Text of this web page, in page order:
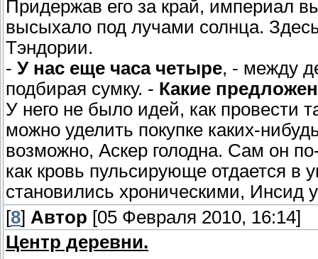
Придержав его за край, империал
высыхало под лучами солнца.
Тэндории.
- У нас еще часа четыре, - между
подбирая сумку. - Какие
У него не было идей, как провести
можно уделить покупке каких-
возможно, Аскер голодна. Сам он
как кровь пульсирующе отдается в
становились хроническими, Инсид
[8] Автор [05 Февраля 2010, 16:14]
Центр деревни.